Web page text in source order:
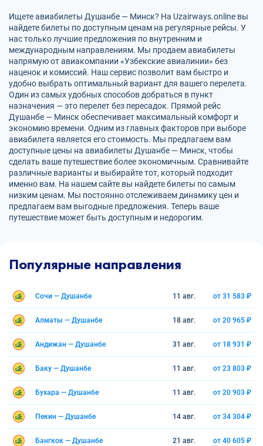
Ищете авиабилеты Душанбе — Минск? На Uzairways.online вы
найдете билеты по доступным ценам на регулярные рейсы. У
нас только лучшие предложения по внутренним и
международным направлениям. Мы продаем авиабилеты
напрямую от авиакомпании «Узбекские авиалинии» без
наценок и комиссий. Наш сервис позволит вам быстро и
удобно выбрать оптимальный вариант для вашего перелета.
Один из самых удобных способов добраться в пункт
назначения — это перелет без пересадок. Прямой рейс
Душанбе — Минск обеспечивает максимальный комфорт и
экономию времени. Одним из главных факторов при выборе
авиабилета является его стоимость. Мы предлагаем вам
доступные цены на авиабилеты Душанбе — Минск, чтобы
сделать ваше путешествие более экономичным. Сравнивайте
различные варианты и выбирайте тот, который подходит
именно вам. На нашем сайте вы найдете билеты по самым
низким ценам. Мы постоянно отслеживаем динамику цен и
предлагаем вам выгодные предложения. Теперь ваше
путешествие может быть доступным и недорогим.
Популярные направления
Сочи — Душанбе 11 авг. от 31 583 ₽
Алматы — Душанбе 18 авг. от 20 965 ₽
Андижан — Душанбе 31 авг. от 18 931 ₽
Баку — Душанбе 11 авг. от 23 803 ₽
Бухара — Душанбе 11 авг. от 20 903 ₽
Пекин — Душанбе 14 авг. от 34 304 ₽
Бангкок — Душанбе 21 авг. от 40 605 ₽